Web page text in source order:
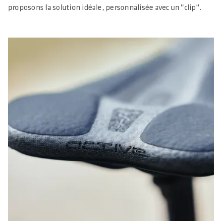
proposons la solution idéale, personnalisée avec un "clip".